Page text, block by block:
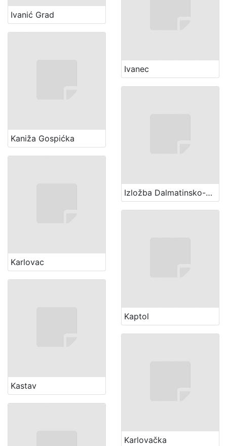
Ivanec
Ivanić Grad
Izložba Dalmatinsko-hrvatsko-slavonska (1 ; 1864 ; Zagreb)
Kaniža Gospićka
Kaptol
Karlovac
Karlovačka
Kastav